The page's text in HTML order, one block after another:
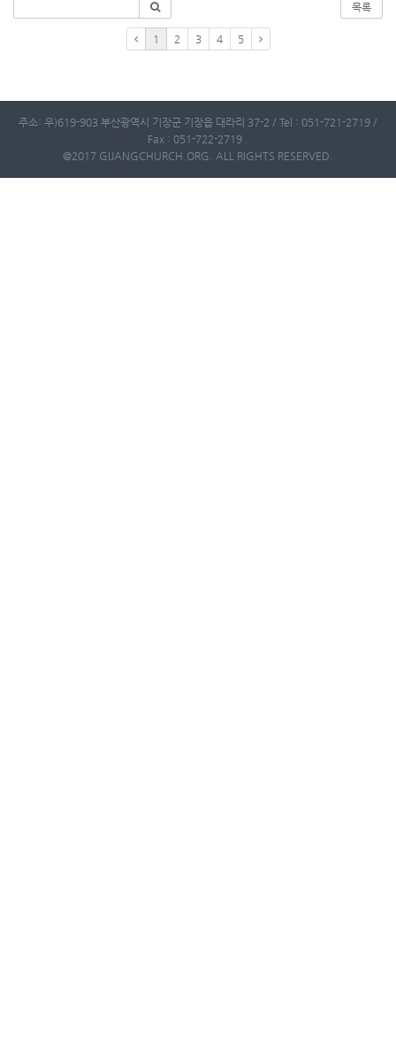
목록
1 2 3 4 5
주소: 우)619-903 부산광역시 기장군 기장읍 대라리 37-2 / Tel : 051-721-2719 /
Fax : 051-722-2719 .
@2017 GIJANGCHURCH.ORG. ALL RIGHTS RESERVED.